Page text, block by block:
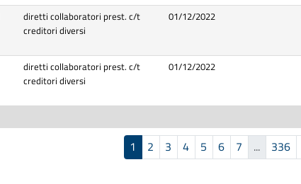
diretti collaboratori prest. c/t
creditori diversi
01/12/2022
diretti collaboratori prest. c/t
creditori diversi
01/12/2022
1
2 3 4 5 6 7 ... 336